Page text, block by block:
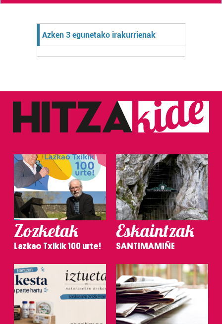
Azken 3 egunetako irakurrienak
Zozketak
Lazkao Txikik 100 urte!
Eskaintzak
SANTIMAMIÑE